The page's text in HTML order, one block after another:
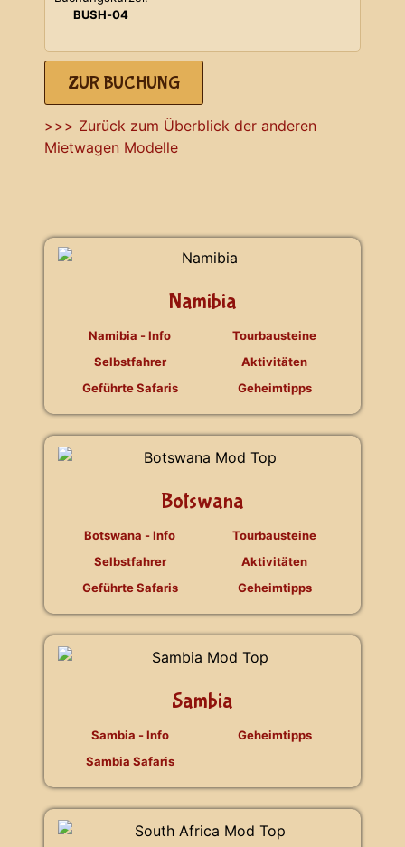
BUSH-04
ZUR BUCHUNG
>>> Zurück zum Überblick der anderen
Mietwagen Modelle
Namibia
Namibia - Info
Selbstfahrer
Geführte Safaris
Tourbausteine
Aktivitäten
Geheimtipps
Botswana
Botswana - Info
Selbstfahrer
Geführte Safaris
Tourbausteine
Aktivitäten
Geheimtipps
Sambia
Sambia - Info
Sambia Safaris
Geheimtipps